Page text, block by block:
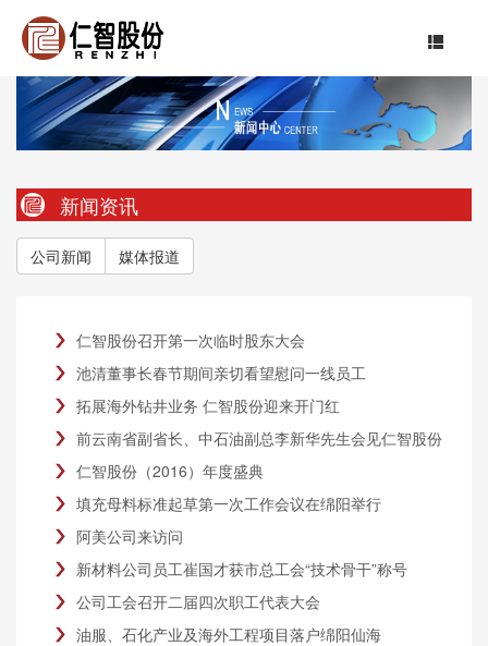
新闻资讯
公司新闻 媒体报道
仁智股份召开第一次临时股东大会
池清董事长春节期间亲切看望慰问一线员工
拓展海外钻井业务 仁智股份迎来开门红
前云南省副省长、中石油副总李新华先生会见仁智股份
董事长池清先生
仁智股份（2016）年度盛典
填充母料标准起草第一次工作会议在绵阳举行
阿美公司来访问
新材料公司员工崔国才获市总工会“技术骨干”称号
公司工会召开二届四次职工代表大会
油服、石化产业及海外工程项目落户绵阳仙海